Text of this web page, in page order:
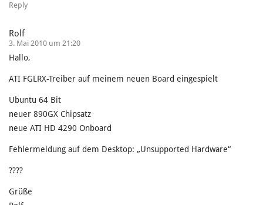
Reply
Rolf
3. Mai 2010 um 21:20
Hallo,
ATI FGLRX-Treiber auf meinem neuen Board eingespielt
Ubuntu 64 Bit
neuer 890GX Chipsatz
neue ATI HD 4290 Onboard
Fehlermeldung auf dem Desktop: „Unsupported Hardware“
????
Grüße